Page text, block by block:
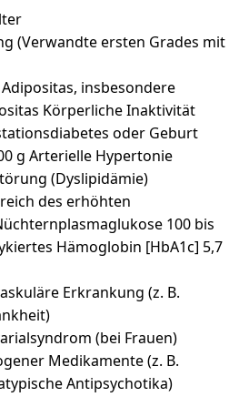
(Verwandte ersten Grades mit
insbesondere
Körperliche Inaktivität
oder Geburt
g Arterielle Hypertonie
(Dyslipidämie)
des erhöhten
100 bis
Hämoglobin [HbA1c] 5,7
Erkrankung (z. B.
(bei Frauen)
Medikamente (z. B.
Antipsychotika)